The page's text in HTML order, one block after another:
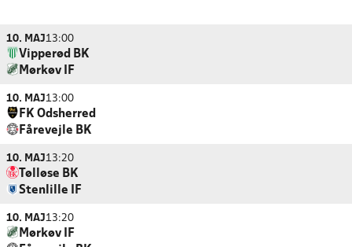
10. MAJ13:00
Vipperød BK
Mørkøv IF
10. MAJ13:00
FK Odsherred
Fårevejle BK
10. MAJ13:20
Tølløse BK
Stenlille IF
10. MAJ13:20
Mørkøv IF